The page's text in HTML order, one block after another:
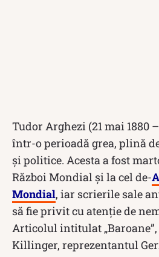
Tudor Arghezi (21 mai 1880
într-o perioadă grea, plină
și politice. Acesta a fost
Război Mondial și la cel de-
Mondial, iar scrierile sale
să fie privit cu atenție de
Articolul intitulat
Killinger, reprezentantul